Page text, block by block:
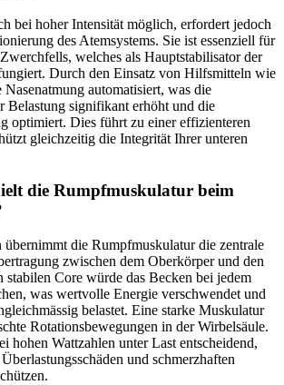
bei hoher Intensität möglich, erfordert jedoch
des Atemsystems. Sie ist essenziell für
welches als Hauptstabilisator der
Durch den Einsatz von Hilfsmitteln wie
automatisiert, was die
Belastung signifikant erhöht und die
optimiert. Dies führt zu einer effizienteren
gleichzeitig die Integrität Ihrer unteren
die Rumpfmuskulatur beim
die Rumpfmuskulatur die zentrale
zwischen dem Oberkörper und den
stabilen Core würde das Becken bei jedem
was wertvolle Energie verschwendet und
belastet. Eine starke Muskulatur
Rotationsbewegungen in der Wirbelsäule.
hohen Wattzahlen unter Last entscheidend,
und schmerzhaften